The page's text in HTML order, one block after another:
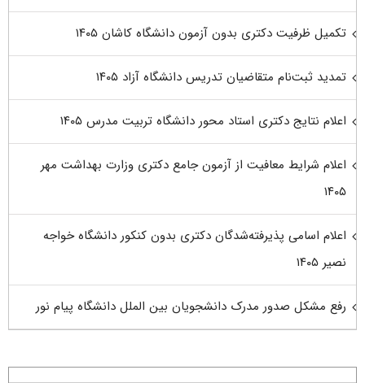
تکمیل ظرفیت دکتری بدون آزمون دانشگاه کاشان ۱۴۰۵
تمدید ثبت‌نام متقاضیان تدریس دانشگاه آزاد ۱۴۰۵
اعلام نتایج دکتری استاد محور دانشگاه تربیت مدرس ۱۴۰۵
اعلام شرایط معافیت از آزمون جامع دکتری وزارت بهداشت مهر
۱۴۰۵
اعلام اسامی پذیرفته‌شدگان دکتری بدون کنکور دانشگاه خواجه
نصیر ۱۴۰۵
رفع مشکل صدور مدرک دانشجویان بین الملل دانشگاه پیام نور